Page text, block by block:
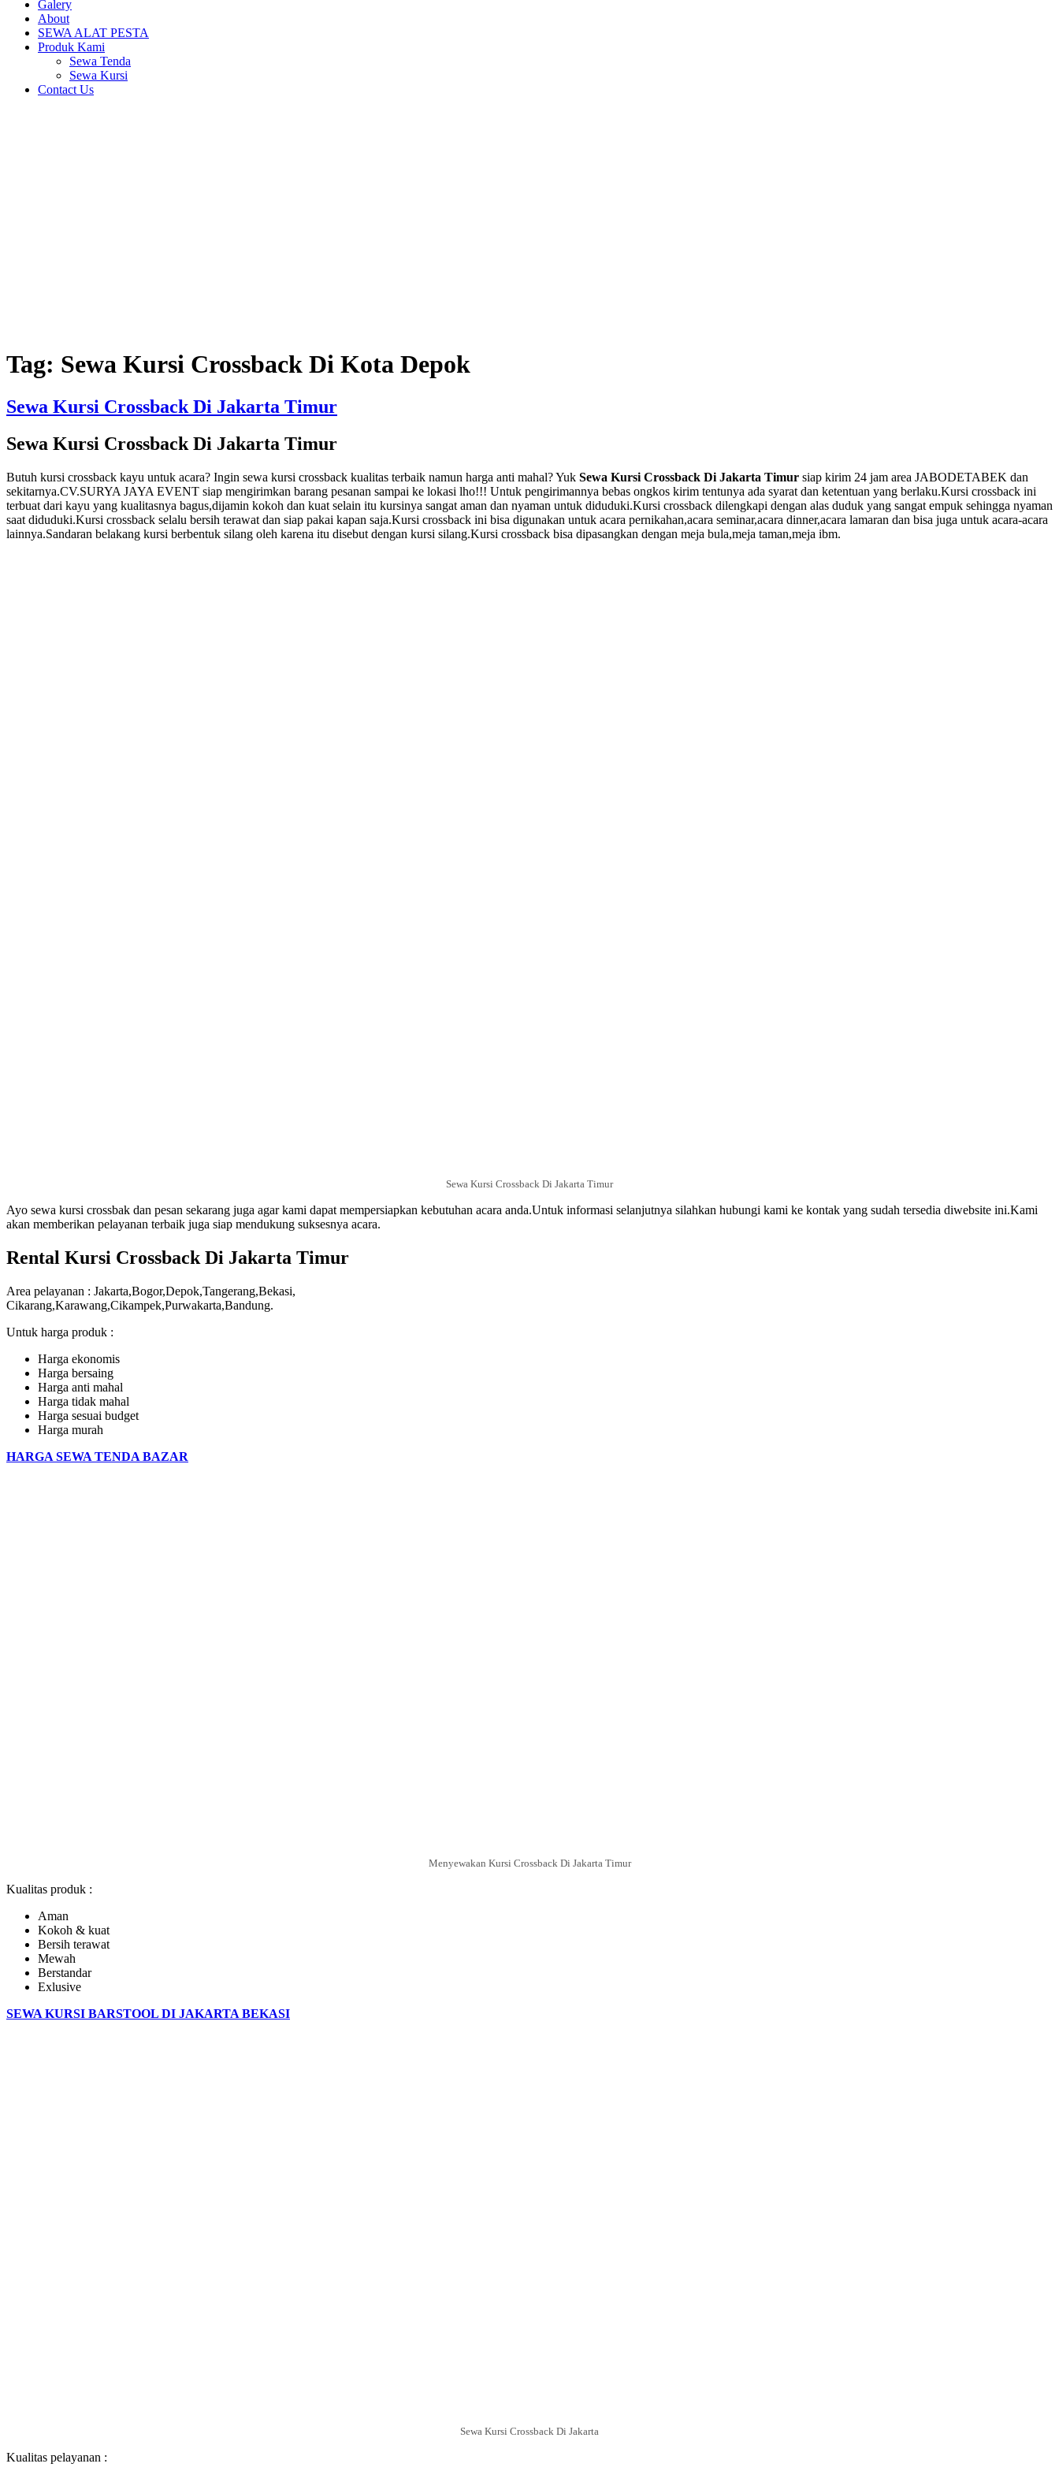
Galery
About
SEWA ALAT PESTA
Produk Kami
Sewa Tenda
Sewa Kursi
Contact Us
Tag: Sewa Kursi Crossback Di Kota Depok
Sewa Kursi Crossback Di Jakarta Timur
Sewa Kursi Crossback Di Jakarta Timur
Butuh kursi crossback kayu untuk acara? Ingin sewa kursi crossback kualitas terbaik namun harga anti mahal? Yuk Sewa Kursi Crossback Di Jakarta Timur siap kirim 24 jam area JABODETABEK dan
sekitarnya.CV.SURYA JAYA EVENT siap mengirimkan barang pesanan sampai ke lokasi lho!!! Untuk pengirimannya bebas ongkos kirim tentunya ada syarat dan ketentuan yang berlaku.Kursi crossback ini
terbuat dari kayu yang kualitasnya bagus,dijamin kokoh dan kuat selain itu kursinya sangat aman dan nyaman untuk diduduki.Kursi crossback dilengkapi dengan alas duduk yang sangat empuk sehingga nyaman
saat diduduki.Kursi crossback selalu bersih terawat dan siap pakai kapan saja.Kursi crossback ini bisa digunakan untuk acara pernikahan,acara seminar,acara dinner,acara lamaran dan bisa juga untuk acara-acara
lainnya.Sandaran belakang kursi berbentuk silang oleh karena itu disebut dengan kursi silang.Kursi crossback bisa dipasangkan dengan meja bula,meja taman,meja ibm.
Sewa Kursi Crossback Di Jakarta Timur
Ayo sewa kursi crossbak dan pesan sekarang juga agar kami dapat mempersiapkan kebutuhan acara anda.Untuk informasi selanjutnya silahkan hubungi kami ke kontak yang sudah tersedia diwebsite ini.Kami
akan memberikan pelayanan terbaik juga siap mendukung suksesnya acara.
Rental Kursi Crossback Di Jakarta Timur
Area pelayanan : Jakarta,Bogor,Depok,Tangerang,Bekasi,
Cikarang,Karawang,Cikampek,Purwakarta,Bandung.
Untuk harga produk :
Harga ekonomis
Harga bersaing
Harga anti mahal
Harga tidak mahal
Harga sesuai budget
Harga murah
HARGA SEWA TENDA BAZAR
Menyewakan Kursi Crossback Di Jakarta Timur
Kualitas produk :
Aman
Kokoh & kuat
Bersih terawat
Mewah
Berstandar
Exlusive
SEWA KURSI BARSTOOL DI JAKARTA BEKASI
Sewa Kursi Crossback Di Jakarta
Kualitas pelayanan :